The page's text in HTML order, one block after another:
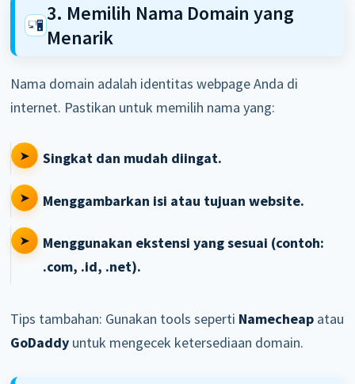
3. Memilih Nama Domain yang
Menarik
Nama domain adalah identitas webpage Anda di
internet. Pastikan untuk memilih nama yang:
Singkat dan mudah diingat.
Menggambarkan isi atau tujuan website.
Menggunakan ekstensi yang sesuai (contoh:
.com, .id, .net).
Tips tambahan: Gunakan tools seperti Namecheap atau
GoDaddy untuk mengecek ketersediaan domain.